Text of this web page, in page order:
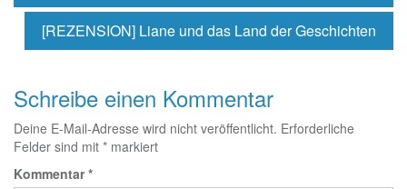
[REZENSION] Liane und das Land der Geschichten
Schreibe einen Kommentar
Deine E-Mail-Adresse wird nicht veröffentlicht. Erforderliche
Felder sind mit * markiert
Kommentar*